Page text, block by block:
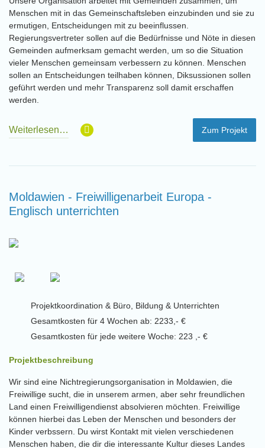
Menschen mit in das Gemeinschaftsleben einzubinden und sie zu
ermutigen, Entscheidungen mit zu beeinflussen.
Regierungsvertreter sollen auf die Bedürfnisse und Nöte in diesen
Gemeinden aufmerksam gemacht werden, um so die Situation
vieler Menschen gemeinsam verbessern zu können. Menschen
sollen an Entscheidungen teilhaben können, Diksussionen sollen
geführt werden und mehr Transparenz soll damit erschaffen
werden.
Weiterlesen… Zum Projekt
Moldawien - Freiwilligenarbeit Europa -
Englisch unterrichten
Projektkoordination & Büro, Bildung & Unterrichten
Gesamtkosten für 4 Wochen ab: 2233,- €
Gesamtkosten für jede weitere Woche: 223 ,- €
Projektbeschreibung
Wir sind eine Nichtregierungsorganisation in Moldawien, die
Freiwillige sucht, die in unserem armen, aber sehr freundlichen
Land einen Freiwilligendienst absolvieren möchten. Freiwillige
können hierbei das Leben der Menschen und besonders der
Kinder verbssern. Du wirst Kontakt mit vielen verschiedenen
Menschen haben, die dir die interessante Kultur dieses Landes